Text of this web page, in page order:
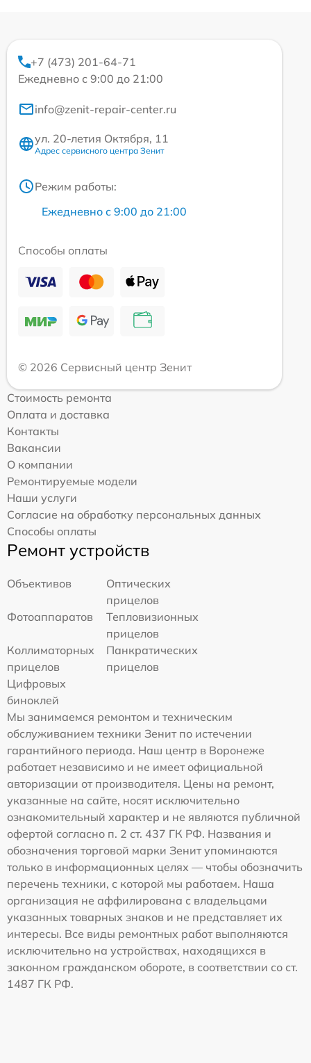
+7 (473) 201-64-71
Ежедневно с 9:00 до 21:00
info@zenit-repair-center.ru
ул. 20-летия Октября, 11
Адрес сервисного центра Зенит
Режим работы:
Ежедневно с 9:00 до 21:00
Способы оплаты
© 2026 Сервисный центр Зенит
Стоимость ремонта
Оплата и доставка
Контакты
Вакансии
О компании
Ремонтируемые модели
Наши услуги
Согласие на обработку персональных данных
Способы оплаты
Ремонт устройств
Объективов
Оптических
прицелов
Фотоаппаратов
Тепловизионных
прицелов
Коллиматорных
прицелов
Панкратических
прицелов
Цифровых
биноклей
Мы занимаемся ремонтом и техническим
обслуживанием техники Зенит по истечении
гарантийного периода. Наш центр в Воронеже
работает независимо и не имеет официальной
авторизации от производителя. Цены на ремонт,
указанные на сайте, носят исключительно
ознакомительный характер и не являются публичной
офертой согласно п. 2 ст. 437 ГК РФ. Названия и
обозначения торговой марки Зенит упоминаются
только в информационных целях — чтобы обозначить
перечень техники, с которой мы работаем. Наша
организация не аффилирована с владельцами
указанных товарных знаков и не представляет их
интересы. Все виды ремонтных работ выполняются
исключительно на устройствах, находящихся в
законном гражданском обороте, в соответствии со ст.
1487 ГК РФ.